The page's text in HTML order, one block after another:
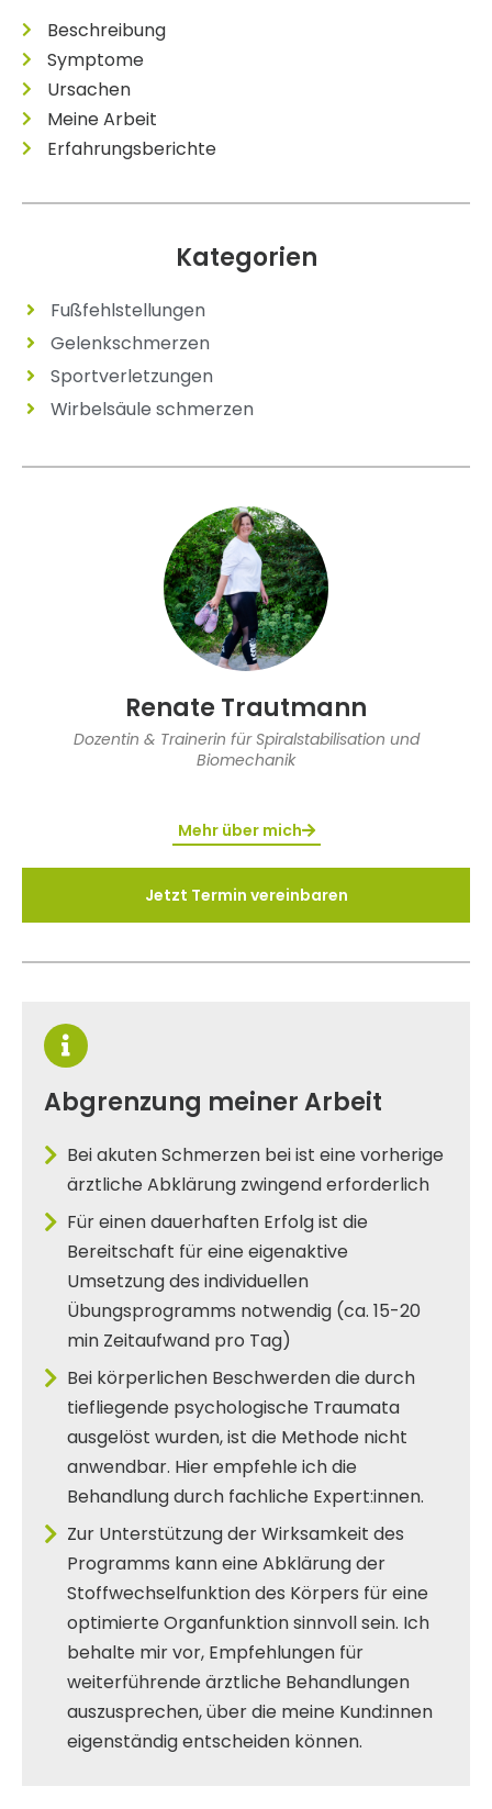
Beschreibung
Symptome
Ursachen
Meine Arbeit
Erfahrungsberichte
Kategorien
Fußfehlstellungen
Gelenkschmerzen
Sportverletzungen
Wirbelsäule schmerzen
Renate Trautmann
Dozentin & Trainerin für Spiralstabilisation und
Biomechanik
Mehr über mich
Jetzt Termin vereinbaren
Abgrenzung meiner Arbeit
Bei akuten Schmerzen bei ist eine vorherige
ärztliche Abklärung zwingend erforderlich
Für einen dauerhaften Erfolg ist die
Bereitschaft für eine eigenaktive
Umsetzung des individuellen
Übungsprogramms notwendig (ca. 15-20
min Zeitaufwand pro Tag)
Bei körperlichen Beschwerden die durch
tiefliegende psychologische Traumata
ausgelöst wurden, ist die Methode nicht
anwendbar. Hier empfehle ich die
Behandlung durch fachliche Expert:innen.
Zur Unterstützung der Wirksamkeit des
Programms kann eine Abklärung der
Stoffwechselfunktion des Körpers für eine
optimierte Organfunktion sinnvoll sein. Ich
behalte mir vor, Empfehlungen für
weiterführende ärztliche Behandlungen
auszusprechen, über die meine Kund:innen
eigenständig entscheiden können.